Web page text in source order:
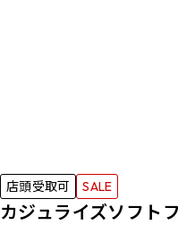
店頭受取可 SALE
カジュライズソフト